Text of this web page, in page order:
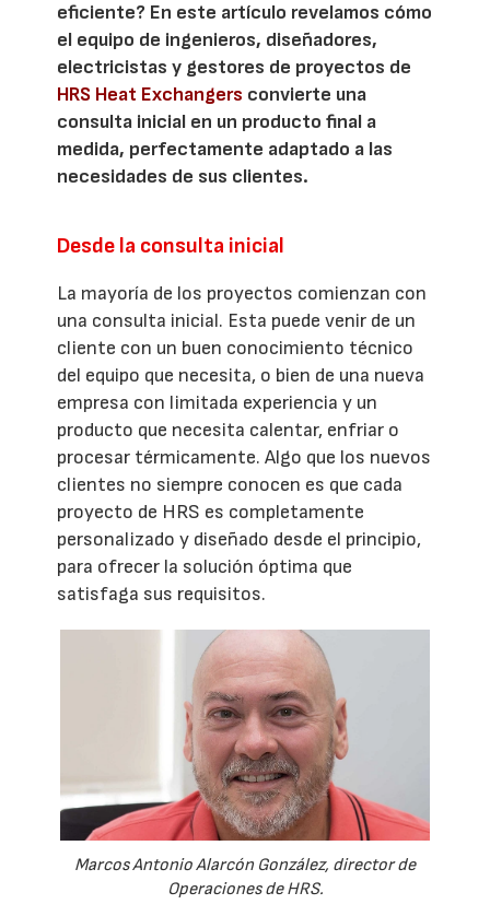
eficiente? En este artículo revelamos cómo
el equipo de ingenieros, diseñadores,
electricistas y gestores de proyectos de
HRS Heat Exchangers convierte una
consulta inicial en un producto final a
medida, perfectamente adaptado a las
necesidades de sus clientes.
Desde la consulta inicial
La mayoría de los proyectos comienzan con
una consulta inicial. Esta puede venir de un
cliente con un buen conocimiento técnico
del equipo que necesita, o bien de una nueva
empresa con limitada experiencia y un
producto que necesita calentar, enfriar o
procesar térmicamente. Algo que los nuevos
clientes no siempre conocen es que cada
proyecto de HRS es completamente
personalizado y diseñado desde el principio,
para ofrecer la solución óptima que
satisfaga sus requisitos.
Marcos Antonio Alarcón González, director de
Operaciones de HRS.